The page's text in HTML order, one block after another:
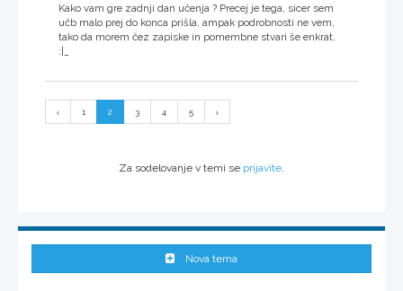
Kako vam gre zadnji dan učenja ? Precej je tega, sicer sem
učb malo prej do konca prišla, ampak podrobnosti ne vem,
tako da morem čez zapiske in pomembne stvari še enkrat.
:|_
1 2 3 4 5
Za sodelovanje v temi se prijavite
Nova tema